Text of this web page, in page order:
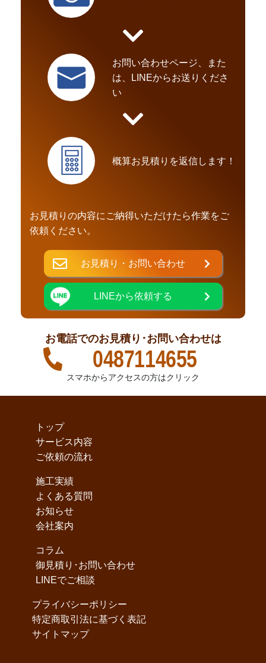
お問い合わせページ、また
は、LINEからお送りくださ
い
概算お見積りを返信します！
お見積りの内容にご納得いただけたら作業をご
依頼ください。
お見積り・お問い合わせ
LINEから依頼する
お電話でのお見積り･お問い合わせは
0487114655
スマホからアクセスの方はクリック
トップ
サービス内容
ご依頼の流れ
施工実績
よくある質問
お知らせ
会社案内
コラム
御見積り･お問い合わせ
LINEでご相談
プライバシーポリシー
特定商取引法に基づく表記
サイトマップ